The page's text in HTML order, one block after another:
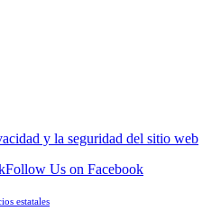
y la seguridad del sitio web
Follow Us on Facebook
estatales